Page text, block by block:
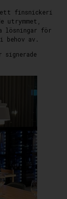
finsnickeri
utrymmet,
för
behov av.